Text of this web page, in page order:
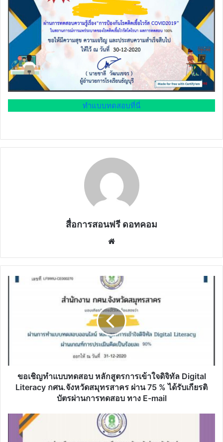
ทำแบบทดสอบที่นี่
สื่อการสอนฟรี ดอทคอม
ขอ
หลักสูตร
ดิจิทัล
Digital
Literacy
ผ่าน
ขอเชิญทำแบบทดสอบ หลักสูตรการเข้าใจดิจิทัล Digital
Literacy กศน.จังหวัดสมุทรสาคร ผ่าน 75 % ได้รับเกียรติ
บัตรผ่านการทดสอบ ทาง E-mail
เชิญ